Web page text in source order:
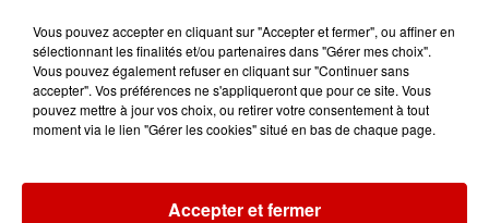
Destination Vacances : inscrivez-
vous !
Vous pouvez accepter en cliquant sur "Accepter et fermer", ou affiner en
sélectionnant les finalités et/ou partenaires dans "Gérer mes choix".
Vous pouvez également refuser en cliquant sur "Continuer sans
accepter". Vos préférences ne s'appliqueront que pour ce site. Vous
pouvez mettre à jour vos choix, ou retirer votre consentement à tout
moment via le lien "Gérer les cookies" situé en bas de chaque page.
Accepter et fermer